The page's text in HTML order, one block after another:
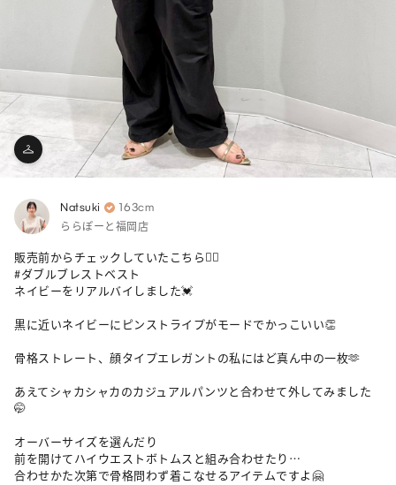
Natsuki 163cm
ららぽーと福岡店
販売前からチェックしていたこちら💁‍♂️
#ダブルブレストベスト
ネイビーをリアルバイしました💓
黒に近いネイビーにピンストライプがモードでかっこいい👏
骨格ストレート、顔タイプエレガントの私にはど真ん中の一枚🫶
あえてシャカシャカのカジュアルパンツと合わせて外してみました
🤭
オーバーサイズを選んだり
前を開けてハイウエストボトムスと組み合わせたり…
合わせかた次第で骨格問わず着こなせるアイテムですよ🤗